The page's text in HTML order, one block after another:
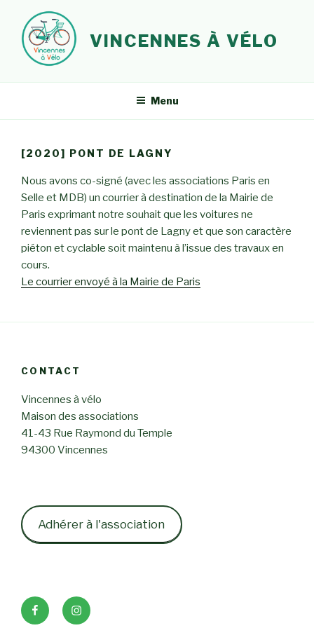
contenu
principal
VINCENNES À VÉLO
Menu
[2020] PONT DE LAGNY
Nous avons co-signé (avec les associations Paris en
Selle et MDB) un courrier à destination de la Mairie de
Paris exprimant notre souhait que les voitures ne
reviennent pas sur le pont de Lagny et que son caractère
piéton et cyclable soit maintenu à l’issue des travaux en
cours.
Le courrier envoyé à la Mairie de Paris
CONTACT
Vincennes à vélo
Maison des associations
41-43 Rue Raymond du Temple
94300 Vincennes
Adhérer à l'association
FacebookInstagram